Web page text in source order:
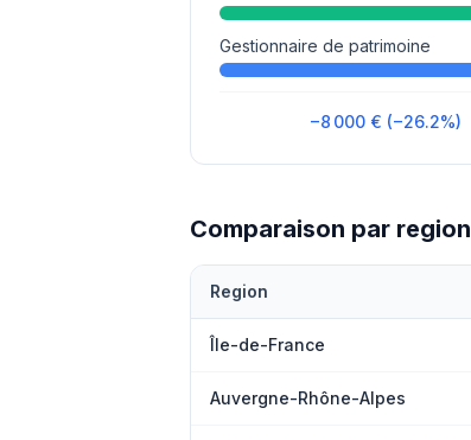
Gestionnaire de patrimoine
−8 000 € (−26.2%)
Comparaison par region
Region
Île-de-France
Auvergne-Rhône-Alpes